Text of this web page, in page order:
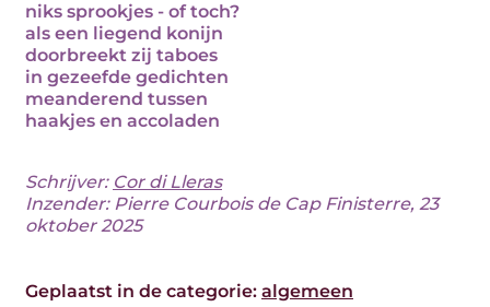
niks sprookjes - of toch?
als een liegend konijn
doorbreekt zij taboes
in gezeefde gedichten
meanderend tussen
haakjes en accoladen
Schrijver: Cor di Lleras
Inzender: Pierre Courbois de Cap Finisterre, 23
oktober 2025
Geplaatst in de categorie: algemeen